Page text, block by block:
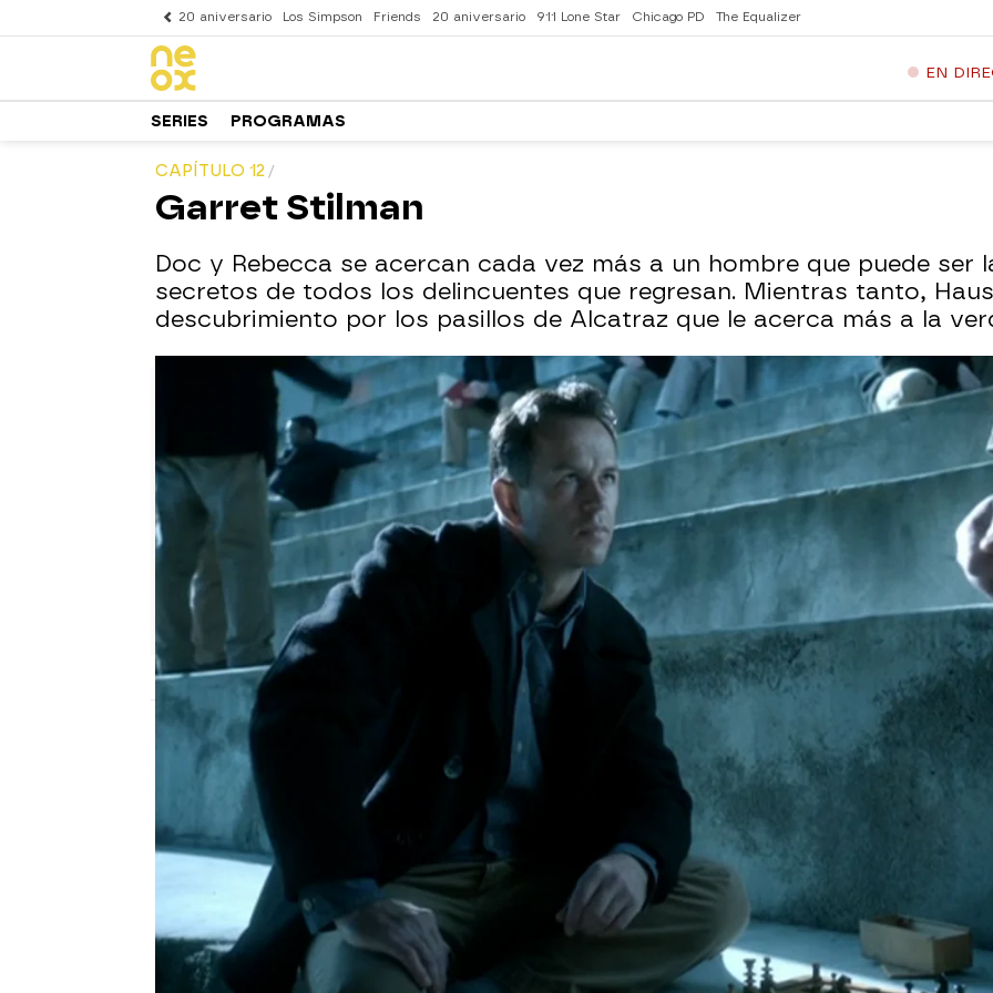
20 aniversario Los Simpson Friends 20 aniversario 911 Lone Star Chicago PD The Equalizer
EN
SERIES PROGRAMAS
CAPÍTULO 12
Garret Stilman
Doc y Rebecca se acercan cada vez más a un hombre que puede ser
secretos de todos los delincuentes que regresan. Mientras tanto,
descubrimiento por los pasillos de Alcatraz que le acerca más a la
neox
Madrid
18 de junio de 2013, 18:16
WhatsappFacebook
X
Garret Stilman, un especializado ladrón con un alto coeficiente
intelectual está de vuelta de Alcatraz con una misión. Debe
robar una llave. En esta ocasión no solo Rebecca, Doc y Hauser
le seguirán la pista. Lucy, la doctora recién recuperada de su
disparo intentará esclarecer aún más los hechos que ocurrieron
antes y después de 'El salto' ya que Rebecca y Doc